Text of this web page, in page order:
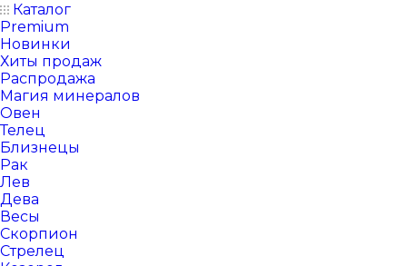
Каталог
Premium
Новинки
Хиты продаж
Распродажа
Магия минералов
Овен
Телец
Близнецы
Рак
Лев
Дева
Весы
Скорпион
Стрелец